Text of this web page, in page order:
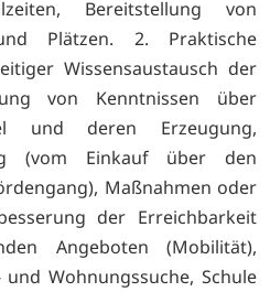
Bereitstellung von
Plätzen. 2. Praktische
Wissensaustausch der
von Kenntnissen über
und deren Erzeugung,
(vom Einkauf über den
Maßnahmen oder
der Erreichbarkeit
Angeboten (Mobilität),
Wohnungssuche, Schule